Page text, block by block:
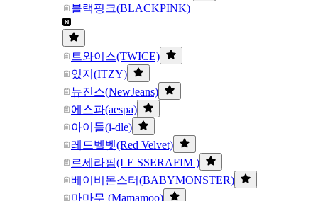
블랙핑크(BLACKPINK)
트와이스(TWICE)
있지(ITZY)
뉴진스(NewJeans)
에스파(aespa)
아이들(i-dle)
레드벨벳(Red Velvet)
르세라핌(LE SSERAFIM )
베이비몬스터(BABYMONSTER)
마마무 (Mamamoo)